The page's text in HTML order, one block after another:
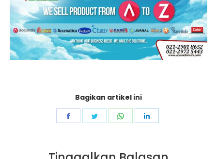
Bagikan artikel ini
Share
Share
Share